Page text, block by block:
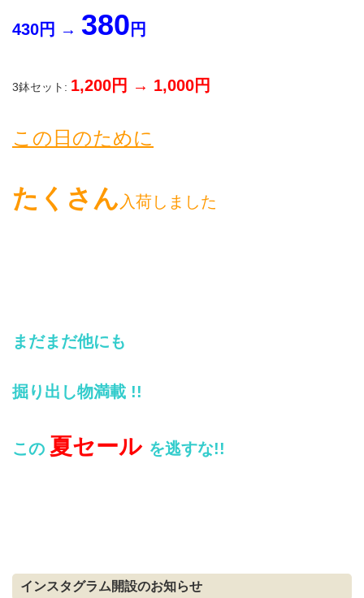
430円 → 380 円
3鉢セット: 1,200円 → 1,000円
この日のために
たくさん 入荷しました
まだまだ他にも
掘り出し物満載 !!
この 夏セール を逃すな!!
インスタグラム開設のお知らせ